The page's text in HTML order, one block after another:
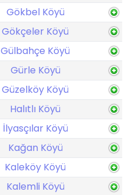
Gökbel Köyü
Gökçeler Köyü
Gülbahçe Köyü
Gürle Köyü
Güzelköy Köyü
Halıtlı Köyü
İlyasçılar Köyü
Kağan Köyü
Kaleköy Köyü
Kalemli Köyü